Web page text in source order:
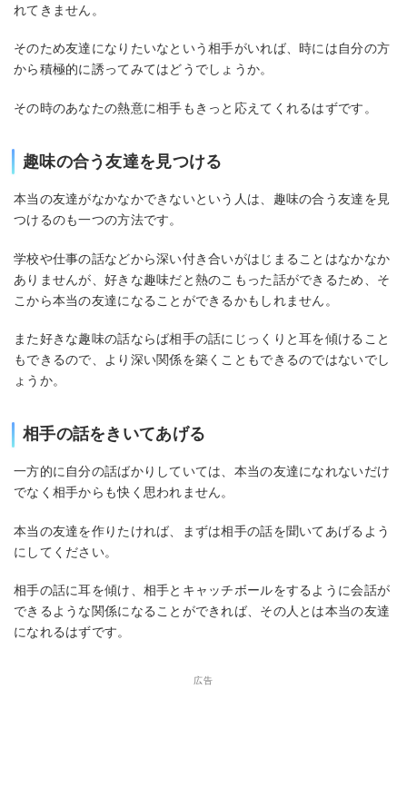
れてきません。
そのため友達になりたいなという相手がいれば、時には自分の方
から積極的に誘ってみてはどうでしょうか。
その時のあなたの熱意に相手もきっと応えてくれるはずです。
趣味の合う友達を見つける
本当の友達がなかなかできないという人は、趣味の合う友達を見
つけるのも一つの方法です。
学校や仕事の話などから深い付き合いがはじまることはなかなか
ありませんが、好きな趣味だと熱のこもった話ができるため、そ
こから本当の友達になることができるかもしれません。
また好きな趣味の話ならば相手の話にじっくりと耳を傾けること
もできるので、より深い関係を築くこともできるのではないでし
ょうか。
相手の話をきいてあげる
一方的に自分の話ばかりしていては、本当の友達になれないだけ
でなく相手からも快く思われません。
本当の友達を作りたければ、まずは相手の話を聞いてあげるよう
にしてください。
相手の話に耳を傾け、相手とキャッチボールをするように会話が
できるような関係になることができれば、その人とは本当の友達
になれるはずです。
広告